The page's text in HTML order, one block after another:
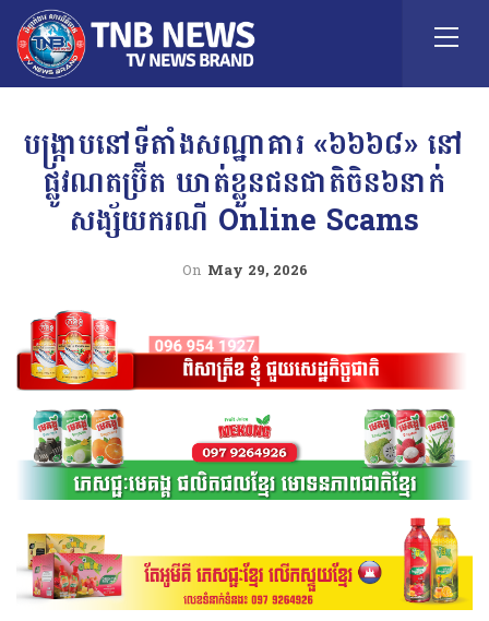
បង្ក្រាបនៅទីតាំងសណ្ឋាគារ «៦៦៦៨» នៅ
ផ្លូវណតប្រ៊ីត ឃាត់ខ្លួនជនជាតិចិន៦នាក់
សង្ស័យករណី Online Scams
On May 29, 2026